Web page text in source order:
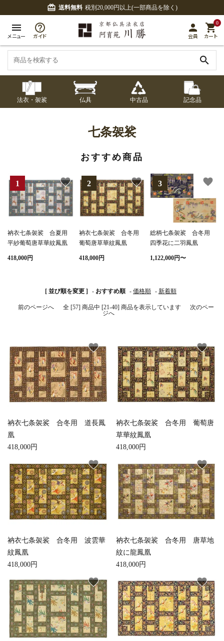
card_giftcard 送料無料 税別20,000円以上(一部商品を除く)
menu
メニュー ガイド
person
会員
0
shopping_cart
カート
search
七条袈裟
色衣・裳附
法衣・袈裟
修多羅
色衣・裳附
黒衣・直綴 布袍・間衣
白衣・色服 襦袢・裾除け
白帯・足袋 草履・はきもの
輪袈裟・畳袈裟 式章・略肩衣
コート・雨具 その他
記念品
ふくさ・風呂敷
収納
記念品・おつかいも
の
書籍
仏具
宮殿・厨子・須弥壇
卓類・常香盤・礼盤 天蓋・瓔珞・吊金具
灯明具・灯明準備用
品
金香炉・花瓶・火立
土香炉・香炉台・香
仏器・供笥・供物
きん・きん台・鳴物 ご法要用品・箱類
打敷・礼盤打敷・下
掛・水引
戸帳・華鬘
欄間・障子・襖・翠
簾
本堂金具・上壇彫物
喚鐘・梵鐘・銅像
掲示板・屋外用品・
金物
納骨壇 御香・線香
中古品
アウトレット
七条袈裟
おすすめ商品
衲衣七条袈裟 合夏用
平紗葡萄唐草華紋鳳凰
418,000円
favorite
衲衣七条袈裟 合冬用
葡萄唐草華紋鳳凰
418,000円
favorite
総柄七条袈裟 合冬用
四季花に二羽鳳凰
1,122,000円〜
favorite
[ 並び順を変更 ] - おすすめ順 - 価格順 - 新着順
前のページへ 全 [57] 商品中 [21-40] 商品を表示しています
次のペー
ジへ
衲衣七条袈裟 合冬用 道長鳳
凰
418,000円
favorite
衲衣七条袈裟 合冬用 葡萄唐
草華紋鳳凰
418,000円
favorite
衲衣七条袈裟 合冬用 波雲華
紋鳳凰
418,000円
favorite
衲衣七条袈裟 合冬用 唐草地
紋に龍鳳凰
418,000円
favorite
favorite favorite